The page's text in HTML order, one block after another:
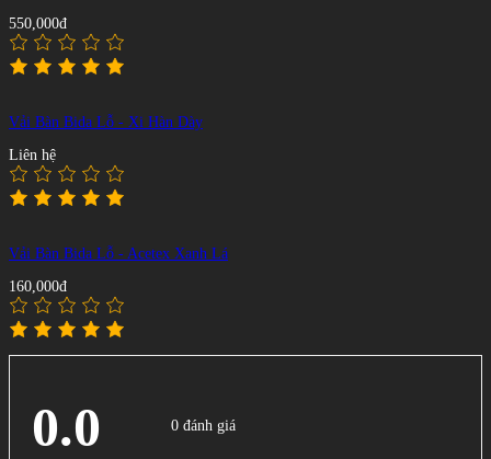
550,000đ
Vải Bàn Bida Lỗ - Xi Hàn Dày
Liên hệ
Vải Bàn Bida Lỗ - Acetex Xanh Lá
160,000đ
0.0 0 đánh giá